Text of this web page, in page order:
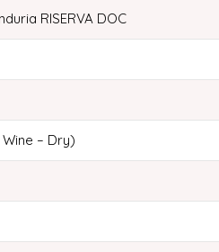
RISERVA DOC
– Dry)